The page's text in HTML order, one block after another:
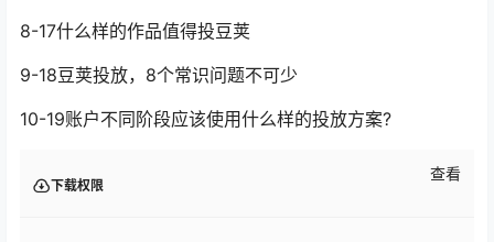
8-17什么样的作品值得投豆荚
9-18豆荚投放，8个常识问题不可少
10-19账户不同阶段应该使用什么样的投放方案?
下载权限
查看